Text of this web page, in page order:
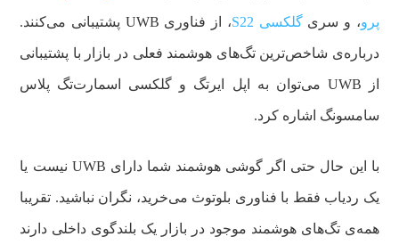
پرو، و سریگلکسی S22 ، از فناوری UWB پشتیبانی می‌کنند.
درباره‌ی شاخص‌ترین تگ‌های هوشمند فعلی در بازار با پشتیبانی
از UWB می‌توان به اپل ایرتگ و گلکسی اسمارت‌تگ پلاس
سامسونگ اشاره کرد.
با این حال حتی اگر گوشی هوشمند شما دارای UWB نیست یا
یک ردیاب فقط با فناوری بلوتوث می‌خرید، نگران نباشید. تقریبا
همه‌ی تگ‌های هوشمند موجود در بازار یک بلندگوی داخلی دارند